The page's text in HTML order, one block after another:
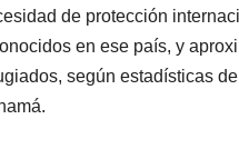
de protección
en ese país, y
según estadísticas